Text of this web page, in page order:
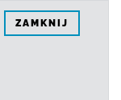
ZAMKNIJ